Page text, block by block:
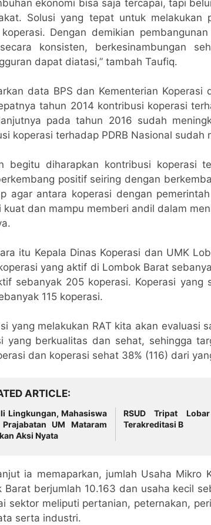
ekonomi bisa saja tercapai, tapi
Solusi yang tepat untuk melakukan
Dengan demikian
konsisten, berkesinambungan
dapat diatasi,” tambah Taufiq.
data BPS dan Kementerian
tahun 2014 kontribusi koperasi
pada tahun 2016 sudah
koperasi terhadap PDRB Nasional
begitu diharapkan kontribusi koperasi
positif seiring dengan
agar antara koperasi dengan
kuat dan mampu memberi andil dalam
itu Kepala Dinas Koperasi dan UMK
yang aktif di Lombok Barat
sebanyak 205 koperasi. Koperasi yang
115 koperasi.
yang melakukan RAT kita akan evaluasi
yang berkualitas dan sehat, sehingga
dan koperasi sehat 38% (116) dari
ARTICLE
Lingkungan, Mahasiswa
Prajabatan UM Mataram
Aksi Nyata
RSUD Tripat
Terakreditasi B
ia memaparkan, jumlah Usaha Mikro
Barat berjumlah 10.163 dan usaha kecil
sektor meliputi pertanian, peternakan,
serta industri.